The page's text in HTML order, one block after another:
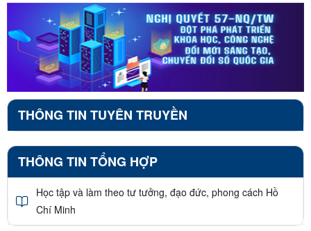
THÔNG TIN TUYÊN TRUYỀN
THÔNG TIN TỔNG HỢP
Học tập và làm theo tư tưởng, đạo đức, phong cách Hồ
Chí Minh